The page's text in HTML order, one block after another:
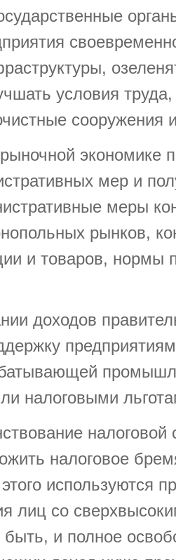
условия
сооружения
экономике
мер и
меры
рынков,
и товаров, нормы
доходов
налоговыми
налоговой
налоговое
используются
лиц со
и полное